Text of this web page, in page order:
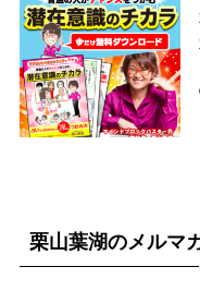
栗山葉湖のメルマ